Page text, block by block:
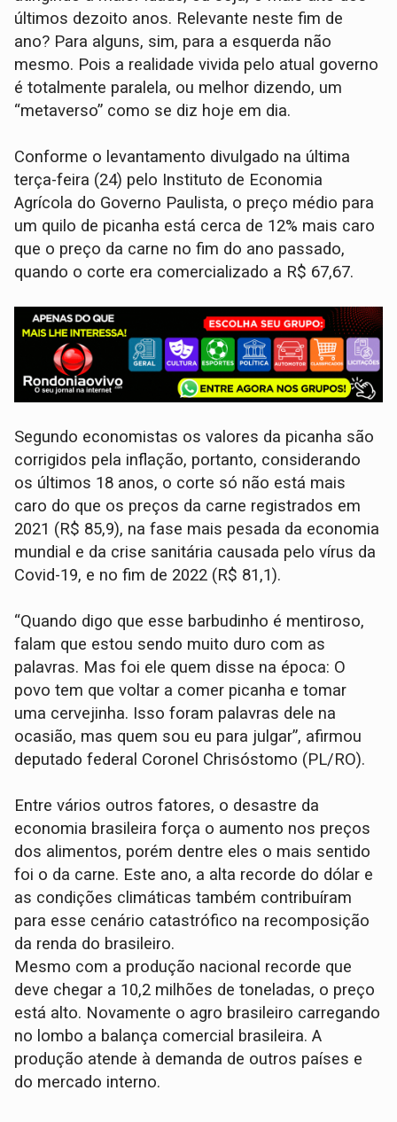
últimos dezoito anos. Relevante neste fim de
ano? Para alguns, sim, para a esquerda não
mesmo. Pois a realidade vivida pelo atual governo
é totalmente paralela, ou melhor dizendo, um
“metaverso” como se diz hoje em dia.
Conforme o levantamento divulgado na última
terça-feira (24) pelo Instituto de Economia
Agrícola do Governo Paulista, o preço médio para
um quilo de picanha está cerca de 12% mais caro
que o preço da carne no fim do ano passado,
quando o corte era comercializado a R$ 67,67.
Segundo economistas os valores da picanha são
corrigidos pela inflação, portanto, considerando
os últimos 18 anos, o corte só não está mais
caro do que os preços da carne registrados em
2021 (R$ 85,9), na fase mais pesada da economia
mundial e da crise sanitária causada pelo vírus da
Covid-19, e no fim de 2022 (R$ 81,1).
“Quando digo que esse barbudinho é mentiroso,
falam que estou sendo muito duro com as
palavras. Mas foi ele quem disse na época: O
povo tem que voltar a comer picanha e tomar
uma cervejinha. Isso foram palavras dele na
ocasião, mas quem sou eu para julgar”, afirmou
deputado federal Coronel Chrisóstomo (PL/RO).
Entre vários outros fatores, o desastre da
economia brasileira força o aumento nos preços
dos alimentos, porém dentre eles o mais sentido
foi o da carne. Este ano, a alta recorde do dólar e
as condições climáticas também contribuíram
para esse cenário catastrófico na recomposição
da renda do brasileiro.
Mesmo com a produção nacional recorde que
deve chegar a 10,2 milhões de toneladas, o preço
está alto. Novamente o agro brasileiro carregando
no lombo a balança comercial brasileira. A
produção atende à demanda de outros países e
do mercado interno.